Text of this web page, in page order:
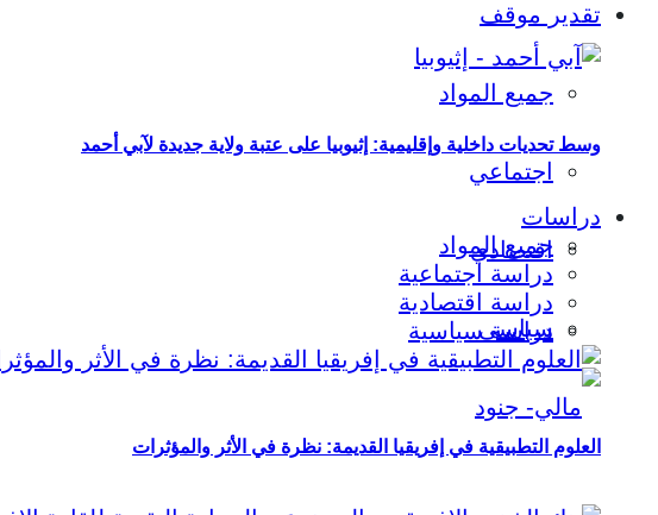
تقدير موقف
جميع المواد
اجتماعي
اقتصادي
سياسي
وسط تحديات داخلية وإقليمية: إثيوبيا على عتبة ولاية جديدة لآبي أحمد
دراسات
جميع المواد
دراسة اجتماعية
دراسة اقتصادية
دراسة سياسية
العلوم التطبيقية في إفريقيا القديمة: نظرة في الأثر والمؤثرات